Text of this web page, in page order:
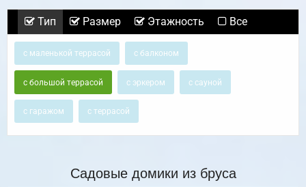
Тип Размер Этажность Все
с маленькой террасой с балконом
с большой террасой с эркером с сауной
с гаражом с террасой
Садовые домики из бруса